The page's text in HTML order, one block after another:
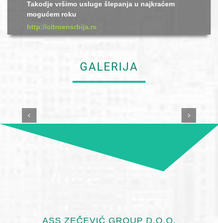
Takodje vršimo usluge šlepanja u najkraćem
mogućem roku
http://citroensrbija.rs
GALERIJA
ASS ZEČEVIĆ GROUP D.O.O.